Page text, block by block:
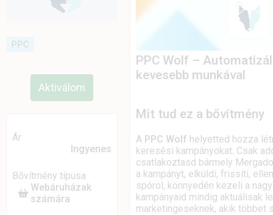
PPC
Aktiválom
Ár
Ingyenes
Bővítmény típusa
Webáruházak
számára
PPC Wolf –
kevesebb munkával
Mit tud ez a bővítmény
A PPC Wolf helyetted hozza
keresési kampányokat. Csak
csatlakoztasd bármely
a kampányt, elküldi, frissíti,
spórol, könnyedén kezeli a
kampányaid mindig aktuálisak
marketingeseknek, akik többet